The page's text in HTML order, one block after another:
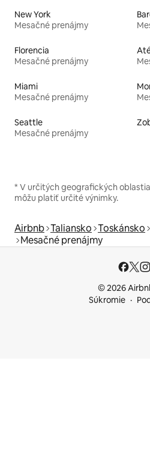
New York
Mesačné prenájmy
Florencia
Mesačné prenájmy
Miami
Mesačné prenájmy
Seattle
Mesačné prenájmy
* V určitých geografických
môžu platiť určité výnimky.
Airbnb Taliansko Toskánsko
Mesačné prenájmy
© 2026
Súkromie